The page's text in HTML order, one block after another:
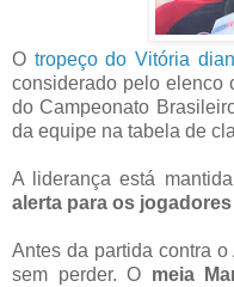
O tropeço do Vitória
considerado pelo elenco
do Campeonato
da equipe na tabela de
A liderança está
alerta para os
Antes da partida contra
sem perder. O meia